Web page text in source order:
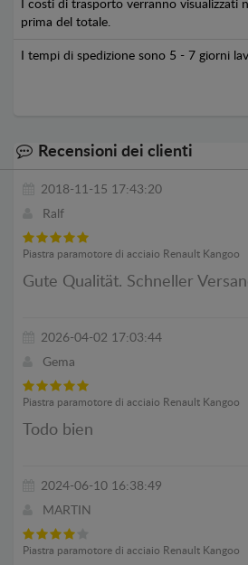
I costi di trasporto verranno visualizzati
prima del totale.
I tempi di spedizione sono 5 - 7 giorni
Recensioni dei clienti
2018-11-15 17:43:20
Ralf
Piastra paramotore di acciaio Renault Kangoo
Gute Qualität. Schneller
2026-04-02 17:03:44
Gema
Piastra paramotore di acciaio Renault Kangoo
Todo bien
2024-06-10 16:38:49
MARTIN
Piastra paramotore di acciaio Renault Kangoo